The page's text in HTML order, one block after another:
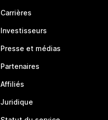
Carrières
Investisseurs
Presse et médias
Partenaires
Affiliés
Juridique